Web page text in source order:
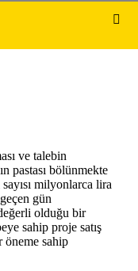
ve talebin
pastası bölünmekte
milyonlarca lira
gün
olduğu bir
sahip proje satış
öneme sahip